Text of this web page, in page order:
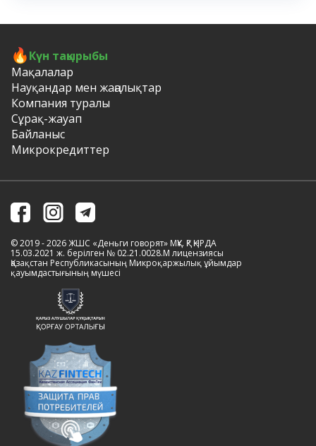
Күн тақырыбы
Мақалалар
Науқандар мен жаңалықтар
Компания туралы
Сұрақ-жауап
Байланыс
Микрокредиттер
© 2019 - 2026 ЖШС «Деньги говорят» МҚҰ. ҚР ҚНРДА
15.03.2021 ж. берілген № 02.21.0028.M лицензиясы
Қазақстан Республикасының Микроқаржылық ұйымдар
қауымдастығының мүшесі